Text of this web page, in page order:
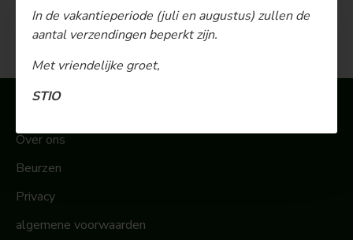
In de vakantieperiode (juli en augustus) zullen de
aantal verzendingen beperkt zijn.
Met vriendelijke groet,
STIO
€ 48,00 € 26,00
Over ons
Beurzen
Privacy
algemene voorwaarden